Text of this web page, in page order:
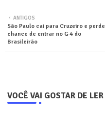
ter
ANTIGOS
São Paulo cai para Cruzeiro e perde
chance de entrar no G-4 do
Brasileirão
VOCÊ VAI GOSTAR DE LER